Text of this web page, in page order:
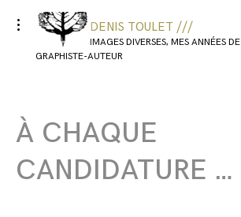
DENIS TOULET ///
IMAGES DIVERSES, MES ANNÉES DE
GRAPHISTE-AUTEUR
À CHAQUE
CANDIDATURE …